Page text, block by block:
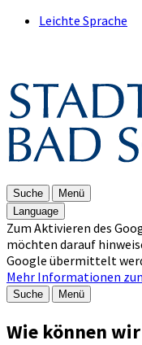
Leichte Sprache
Suche
Menü
Language
Zum Aktivieren des
möchten darauf
Google übermittelt
Mehr Informationen
Suche Menü
Wie können